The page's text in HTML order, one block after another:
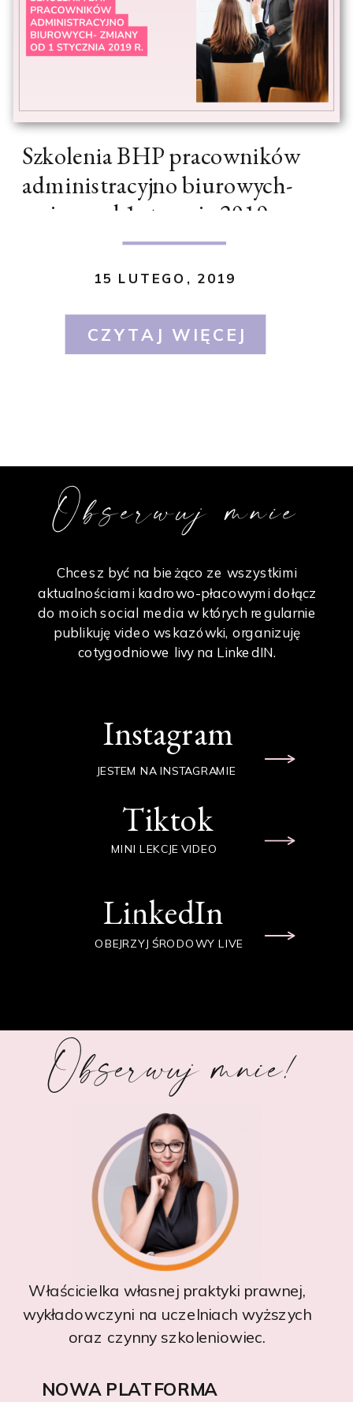
CZYTAJ WIĘCEJ
15 LUTEGO, 2019
Szkolenia BHP pracowników
administracyjno biurowych-
zmiany od 1 stycznia 2019 r.
Obserwuj mnie
Instagram
Chcesz być na bieżąco ze wszystkimi
aktualnościami kadrowo-płacowymi dołącz
do moich social media w których regularnie
publikuję video wskazówki, organizuję
cotygodniowe livy na LinkedIN.
Tiktok
LinkedIn
JESTEM NA INSTAGRAMIE
MINI LEKCJE VIDEO
OBEJRZYJ ŚRODOWY LIVE
Obserwuj mnie!
Właścicielka własnej praktyki prawnej,
wykładowczyni na uczelniach wyższych
oraz czynny szkoleniowiec.
NOWA PLATFORMA